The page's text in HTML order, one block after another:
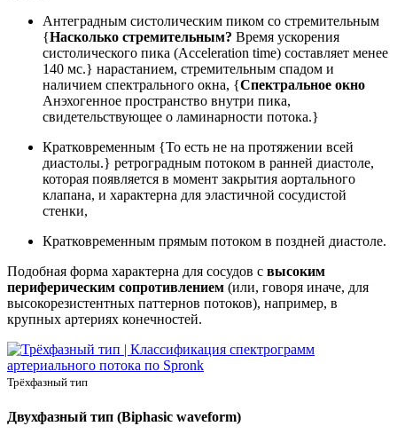
Антеградным систолическим пиком со стремительным
{Насколько стремительным? Время ускорения
систолического пика (Acceleration time) составляет менее
140 мс.} нарастанием, стремительным спадом и
наличием спектрального окна, {Спектральное окно
Анэхогенное пространство внутри пика,
свидетельствующее о ламинарности потока.}
Кратковременным {То есть не на протяжении всей
диастолы.} ретроградным потоком в ранней диастоле,
которая появляется в момент закрытия аортального
клапана, и характерна для эластичной сосудистой
стенки,
Кратковременным прямым потоком в поздней диастоле.
Подобная форма характерна для сосудов с высоким
периферическим сопротивлением (или, говоря иначе, для
высокорезистентных паттернов потоков), например, в
крупных артериях конечностей.
Трёхфазный тип
Двухфазный тип (Biphasic waveform)